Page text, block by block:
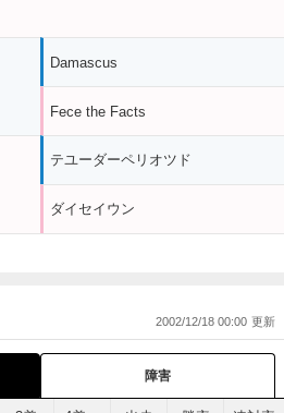
Damascus
Fece the Facts
テユーダーペリオツド
ダイセイウン
2002/12/18 00:00
障害